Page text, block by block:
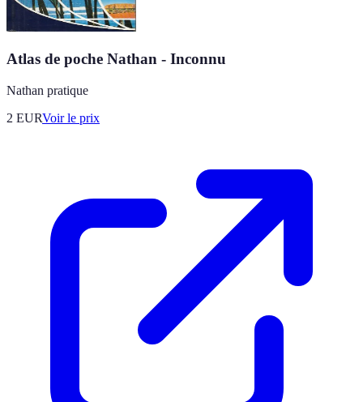
Atlas de poche Nathan - Inconnu
Nathan pratique
2 EURVoir le prix